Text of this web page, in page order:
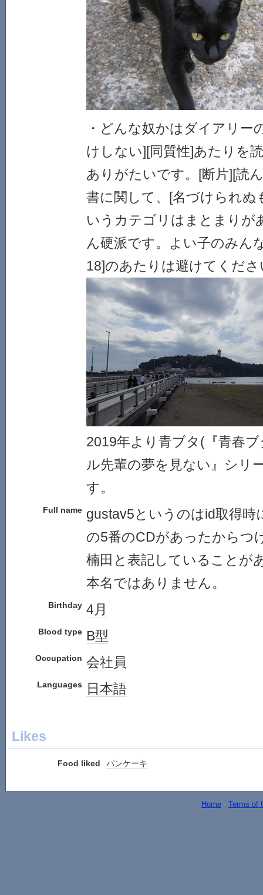
・どんな奴かはダイアリー
けしない][同質性]あたりを
ありがたいです。[断片][読
書に関して、[名づけられぬ
いうカテゴリはまとまりが
ん硬派です。よい子のみん
18]のあたりは避けてくださ
2019年より青ブタ(『青春
ル先輩の夢を見ない』シリ
す。
Full name gustav5というのはid取得時
の5番のCDがあったからつ
楠田と表記していることが
本名ではありません。
Birthday 4月
Blood type B型
Occupation 会社員
Languages 日本語
Likes
Food liked パンケーキ
Home- Terms of